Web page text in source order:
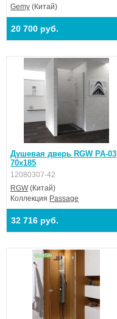
Gemy (Китай)
20 700 руб.
Душевая дверь RGW PA-03
70х185
12080307-42
RGW(Китай)
Коллекция Passage
32 716 руб.